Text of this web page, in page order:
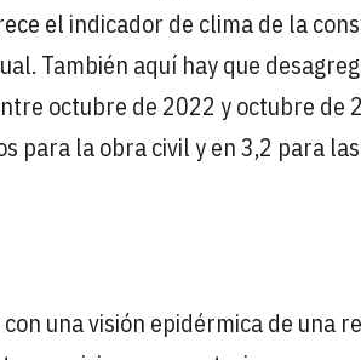
el indicador de clima de la
También aquí hay que
octubre de 2022 y octubre de
para la obra civil y en 3,2 para las
una visión epidérmica de una